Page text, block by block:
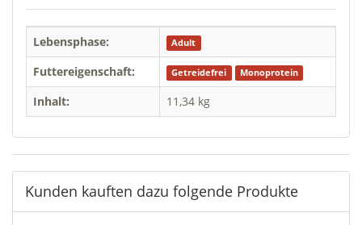
Lebensphase: Adult
Futtereigenschaft: Getreidefrei Monoprotein
Inhalt: 11,34 kg
Kunden kauften dazu folgende Produkte